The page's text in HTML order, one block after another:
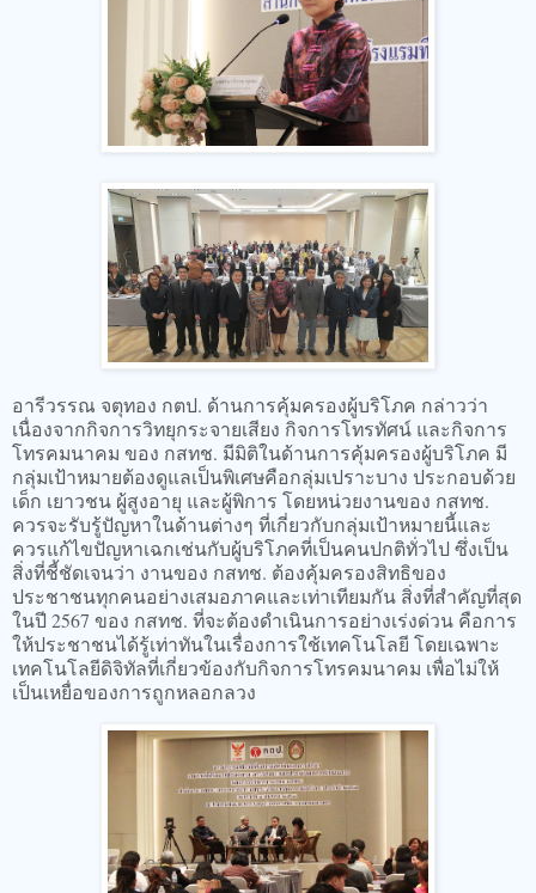
อารีวรรณ จตุทอง กตป. ด้านการคุ้มครองผู้บริโภค กล่าวว่า
เนื่องจากกิจการวิทยุกระจายเสียง กิจการโทรทัศน์ และกิจการ
โทรคมนาคม ของ กสทช. มีมิติในด้านการคุ้มครองผู้บริโภค มี
กลุ่มเป้าหมายต้องดูแลเป็นพิเศษคือกลุ่มเปราะบาง ประกอบด้วย
เด็ก เยาวชน ผู้สูงอายุ และผู้พิการ โดยหน่วยงานของ กสทช.
ควรจะรับรู้ปัญหาในด้านต่างๆ ที่เกี่ยวกับกลุ่มเป้าหมายนี้และ
ควรแก้ไขปัญหาเฉกเช่นกับผู้บริโภคที่เป็นคนปกติทั่วไป ซึ่งเป็น
สิ่งที่ชี้ชัดเจนว่า งานของ กสทช. ต้องคุ้มครองสิทธิของ
ประชาชนทุกคนอย่างเสมอภาคและเท่าเทียมกัน สิ่งที่สำคัญที่สุด
ในปี 2567 ของ กสทช. ที่จะต้องดำเนินการอย่างเร่งด่วน คือการ
ให้ประชาชนได้รู้เท่าทันในเรื่องการใช้เทคโนโลยี โดยเฉพาะ
เทคโนโลยีดิจิทัลที่เกี่ยวข้องกับกิจการโทรคมนาคม เพื่อไม่ให้
เป็นเหยื่อของการถูกหลอกลวง